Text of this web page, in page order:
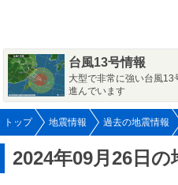
台風13号情報
大型で非常に強い台風
進んでいます
トップ 地震情報 過去の地震情報
2024年09月26日の